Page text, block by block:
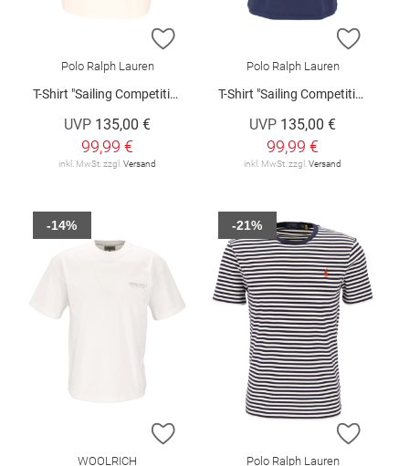
ZUR WUNSCHLISTE HINZUFÜGEN
Polo Ralph Lauren
T-Shirt "Sailing Competition"
UVP 135,00 €
99,99 €
inkl. MwSt. zzgl. Versand
ZUR
Polo Ralph Lauren
T-Shirt "Sailing Competition"
UVP 135,00 €
99,99 €
inkl. MwSt. zzgl. Versand
ZUR WUNSCHLISTE HINZUFÜGEN
WOOLRICH
-14%
ZUR
Polo Ralph Lauren
-21%